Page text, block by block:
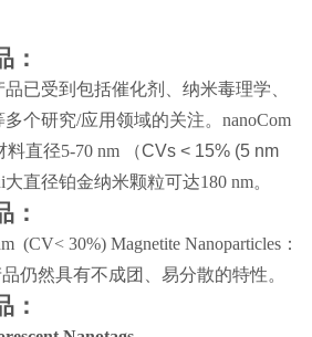
：
品已受到包括催化剂、纳米毒理学、
个研究/应用领域的关注。nanoCom
直径5-70 nm
（CVs < 15% (5 nm
大直径铂金纳米颗粒可达180 nm。
：
(CV< 30%) Magnetite Nanoparticles ：
品仍然具有不成团、易分散的特性。
：